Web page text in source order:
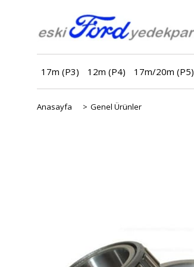
17m (P3) 12m (P4) 17m/20m (P5)
Anasayfa > Genel Ürünler